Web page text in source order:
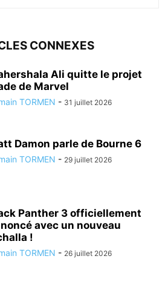
CONNEXES
Ali quitte le projet
de Marvel
TORMEN - 31 juillet 2026
Damon parle de Bourne 6
TORMEN - 29 juillet 2026
Panther 3 officiellement
avec un nouveau
!
TORMEN - 26 juillet 2026